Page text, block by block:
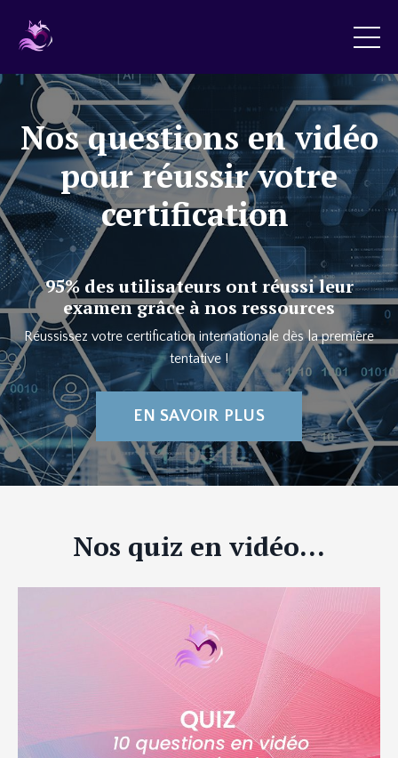
Nos questions en vidéo
pour réussir votre
certification
95% des utilisateurs ont réussi leur
examen grâce à nos ressources
Réussissez votre certification internationale dès la première
tentative !
EN SAVOIR PLUS
Nos quiz en vidéo...